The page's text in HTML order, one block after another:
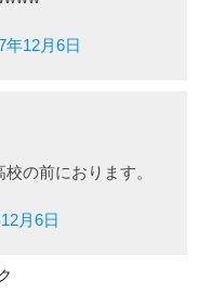
年12月6日
の前におります。
月6日